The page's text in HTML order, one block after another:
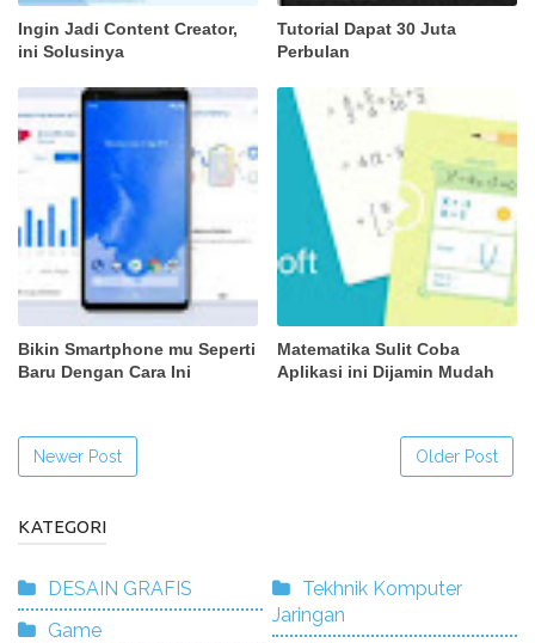
Ingin Jadi Content Creator,
ini Solusinya
Tutorial Dapat 30 Juta
Perbulan
Bikin Smartphone mu Seperti
Baru Dengan Cara Ini
Matematika Sulit Coba
Aplikasi ini Dijamin Mudah
Newer Post Older Post
KATEGORI
DESAIN GRAFIS
Game
Tekhnik Komputer
Jaringan